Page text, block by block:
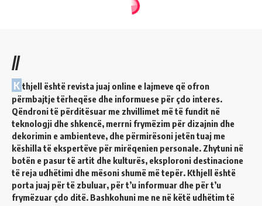
//
K thjell është revista juaj online e lajmeve që ofron
përmbajtje tërheqëse dhe informuese për çdo interes.
Qëndroni të përditësuar me zhvillimet më të fundit në
teknologji dhe shkencë, merrni frymëzim për dizajnin dhe
dekorimin e ambienteve, dhe përmirësoni jetën tuaj me
këshilla të ekspertëve për mirëqenien personale. Zhytuni në
botën e pasur të artit dhe kulturës, eksploroni destinacione
të reja udhëtimi dhe mësoni shumë më tepër. Kthjell është
porta juaj për të zbuluar, për t’u informuar dhe për t’u
frymëzuar çdo ditë. Bashkohuni me ne në këtë udhëtim të